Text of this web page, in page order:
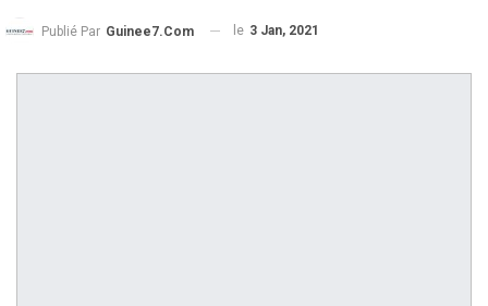
Publié Par Guinee7.com le 3 Jan, 2021